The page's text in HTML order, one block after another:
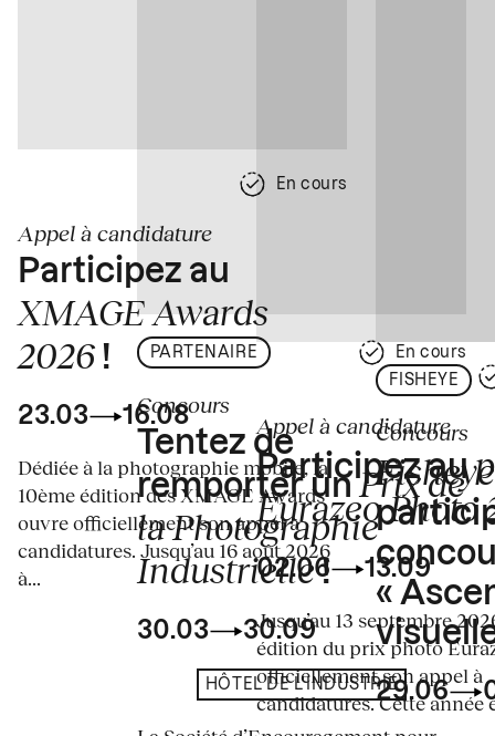
En cours
Appel à candidature
Participez au
XMAGE Awards
2026 !
23.03 16.08
Dédiée à la photographie mobile, la
10ème édition des XMAGE Awards
ouvre officiellement son appel à
candidatures. Jusqu’au 16 août 2026
à...
PARTENAIRE En cours
Concours
Tentez de
remporter unPrix de
la Photographie
Industrielle!
30.03 30.09
HÔTEL DE L'INDUSTRIE
Appel à candidature
Participez au
Eurazeo Photo
02.06 13.09
Jusqu’au 13 septembre
édition du prix photo
officiellement son appel à
candidatures. Cette année
FISHEYE
Concours
Fisheye
«
29.06